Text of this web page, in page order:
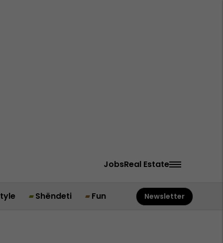
JobsReal Estate
Shëndeti Fun Newsletter